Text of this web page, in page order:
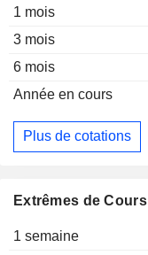
1 mois
3 mois
6 mois
Année en cours
Plus de cotations
Extrêmes de Cours
1 semaine